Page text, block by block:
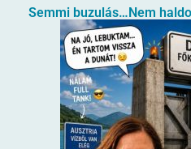
Semmi buzulás…Nem